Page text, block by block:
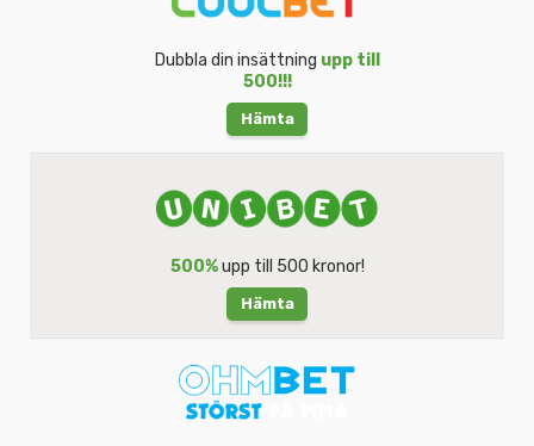
Dubbla din insättning upp till
500!!!
Hämta
500%upp till 500 kronor!
Hämta